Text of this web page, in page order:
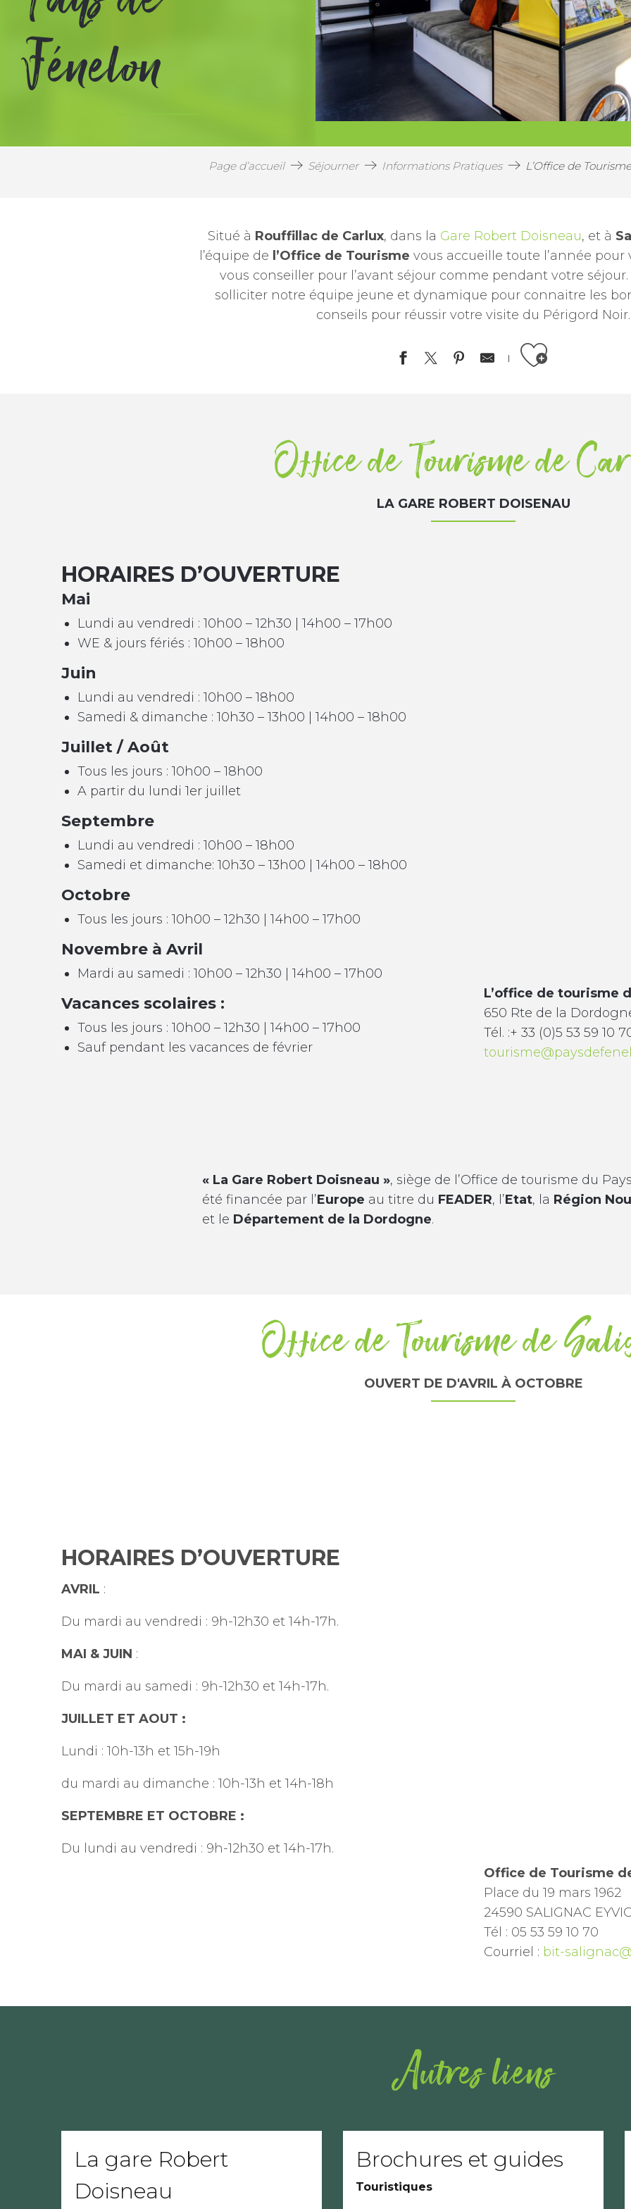
Fénelon
Page d’accueil Séjourner Informations Pratiques L’Office de
Situé à Rouffillac de Carlux, dans la Gare Robert Doisneau, et à
l’équipe de l’Office de Tourisme vous accueille toute l’année
vous conseiller pour l’avant séjour comme pendant votre séjour.
solliciter notre équipe jeune et dynamique pour connaitre les
conseils pour réussir votre visite du Périgord Noir.
Ajouter aux
Office de Tourisme de
LA GARE ROBERT DOISENAU
HORAIRES D’OUVERTURE
Mai
Lundi au vendredi : 10h00 – 12h30 | 14h00 – 17h00
WE & jours fériés : 10h00 – 18h00
Juin
Lundi au vendredi : 10h00 – 18h00
Samedi & dimanche : 10h30 – 13h00 | 14h00 – 18h00
Juillet / Août
Tous les jours : 10h00 – 18h00
A partir du lundi 1er juillet
Septembre
Lundi au vendredi : 10h00 – 18h00
Samedi et dimanche: 10h30 – 13h00 | 14h00 – 18h00
Octobre
Tous les jours : 10h00 – 12h30 | 14h00 – 17h00
Novembre à Avril
Mardi au samedi : 10h00 – 12h30 | 14h00 – 17h00
Vacances scolaires :
Tous les jours : 10h00 – 12h30 | 14h00 – 17h00
Sauf pendant les vacances de février
L’office de tourisme
650 Rte de la
Tél. :+ 33 (0)5 53 59
« La Gare Robert Doisneau », siège de l’Office de tourisme du
été financée par l’Europe au titre du FEADER, l’Etat, la Région
et le Département de la Dordogne.
Office de Tourisme de
OUVERT DE D'AVRIL À OCTOBRE
HORAIRES D’OUVERTURE
AVRIL :
Du mardi au vendredi : 9h-12h30 et 14h-17h.
MAI & JUIN :
Du mardi au samedi : 9h-12h30 et 14h-17h.
JUILLET ET AOUT :
Lundi : 10h-13h et 15h-19h
du mardi au dimanche : 10h-13h et 14h-18h
SEPTEMBRE ET OCTOBRE :
Du lundi au vendredi : 9h-12h30 et 14h-17h.
Office de Tourisme
Place du 19 mars 1962
24590 SALIGNAC
Tél : 05 53 59 10 70
Courriel : bit-
Autres liens
La gare Robert
Doisneau
Brochures et guides
Touristiques